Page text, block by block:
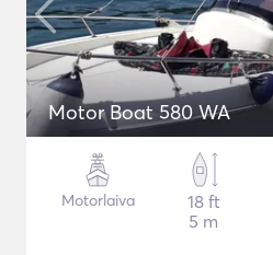
Motor Boat 580 WA
Motorlaiva
18 ft
5 m